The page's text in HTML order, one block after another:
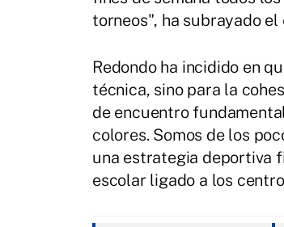
torneos", ha subrayado el
Redondo ha incidido en
técnica, sino para la
de encuentro
colores. Somos de los
una estrategia deportiva
escolar ligado a los